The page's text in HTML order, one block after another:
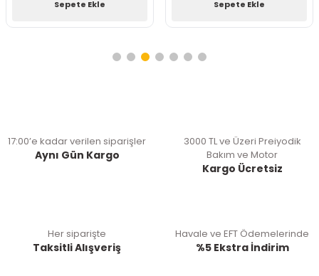
Sepete Ekle Sepete Ekle
17:00’e kadar verilen siparişler
Aynı Gün Kargo
3000 TL ve Üzeri Preiyodik
Bakım ve Motor
Kargo Ücretsiz
Her siparişte
Taksitli Alışveriş
Havale ve EFT Ödemelerinde
%5 Ekstra İndirim